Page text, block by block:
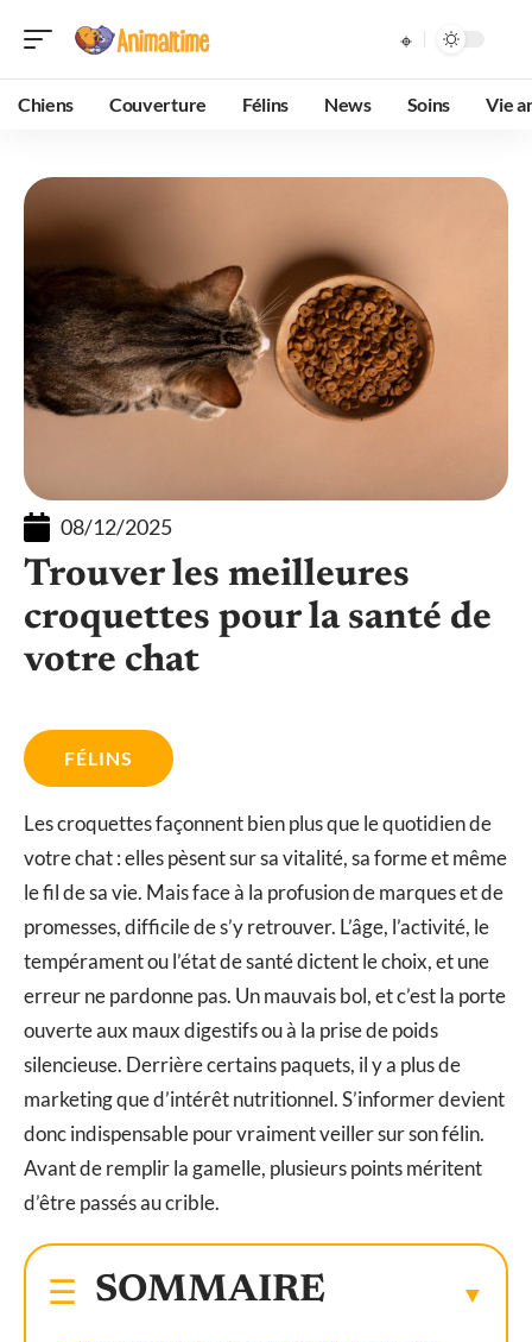
Chiens Couverture Félins News Soins Vie
08/12/2025
Trouver les meilleures
croquettes pour la santé de
votre chat
FÉLINS
Les croquettes façonnent bien plus que le quotidien de
votre chat : elles pèsent sur sa vitalité, sa forme et même
le fil de sa vie. Mais face à la profusion de marques et de
promesses, difficile de s’y retrouver. L’âge, l’activité, le
tempérament ou l’état de santé dictent le choix, et une
erreur ne pardonne pas. Un mauvais bol, et c’est la porte
ouverte aux maux digestifs ou à la prise de poids
silencieuse. Derrière certains paquets, il y a plus de
marketing que d’intérêt nutritionnel. S’informer devient
donc indispensable pour vraiment veiller sur son félin.
Avant de remplir la gamelle, plusieurs points méritent
d’être passés au crible.
SOMMAIRE